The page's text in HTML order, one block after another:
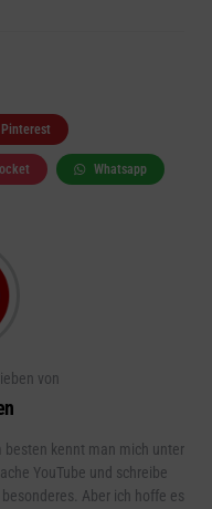
Pinterest
Whatsapp
von
besten kennt man mich unter
YouTube und schreibe
Aber ich hoffe es